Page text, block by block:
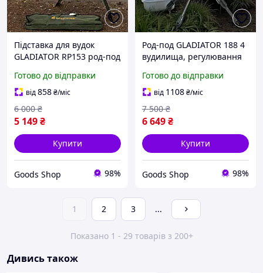
Підставка для вудок
GLADIATOR RP153 род-под
регульованою рамою та
телескопічними ніжками
Готово до відправки
від858₴/міс
5 149₴
6 000 ₴
Купити
Goods Shop 98%
Род-под GLADIATOR 188 4
вудилища, регулювання
у комплекті точне
налаштування під будь-
який рельєф
Готово до відправки
від 1108₴/міс
6 649₴
7 500 ₴
Купити
Goods Shop 98%
1 2 3 ...
Показано 1 - 29 товарів з 200+
Дивись також